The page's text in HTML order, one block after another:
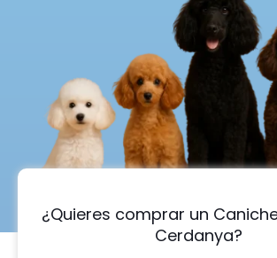
¿Quieres comprar un
Cerdanya?